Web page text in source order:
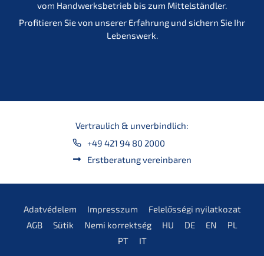
vom Handwerksbetrieb bis zum Mittelständler.
Profitieren Sie von unserer Erfahrung und sichern Sie Ihr
Lebenswerk.
Vertraulich & unverbindlich:
+49 421 94 80 2000
Erstberatung vereinbaren
Adatvédelem Impresszum
Felelősségi nyilatkozat
AGB
Sütik Nemi korrektség HU DE EN
PL
PT
IT